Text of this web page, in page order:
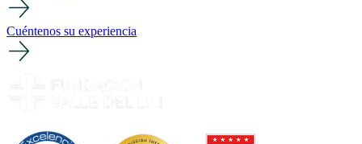
Cuéntenos su experiencia